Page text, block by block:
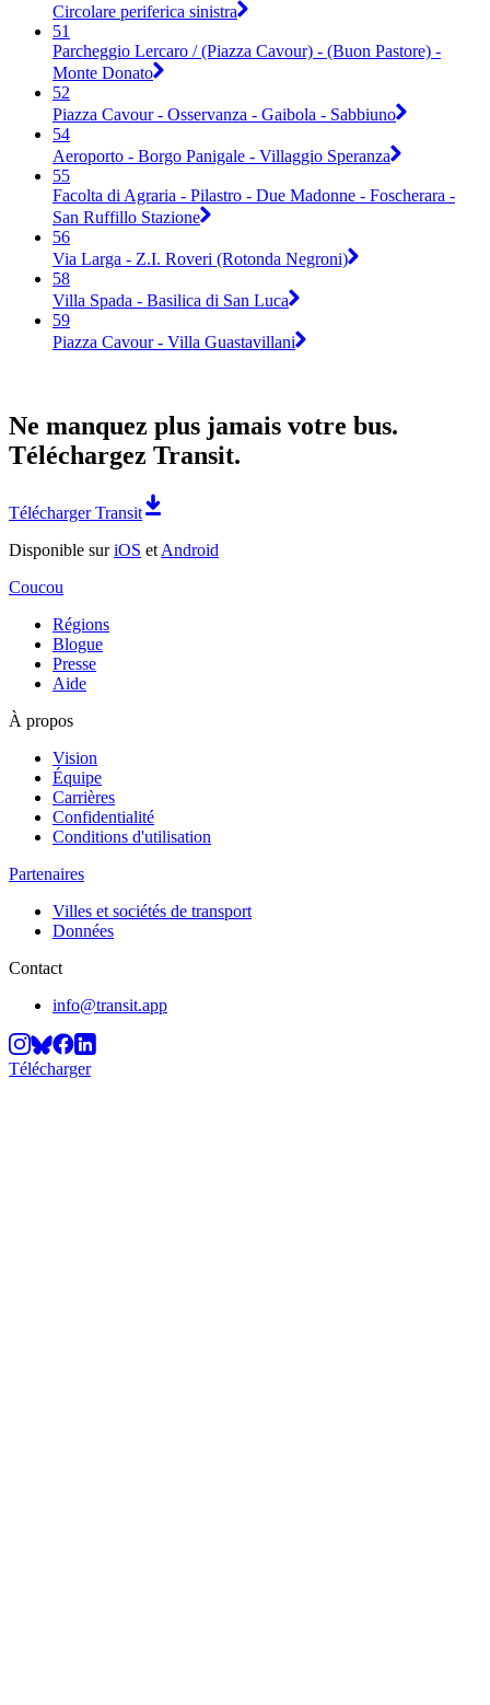
Circolare periferica sinistra
51
Parcheggio Lercaro / (Piazza Cavour) - (Buon Pastore) -
Monte Donato
52
Piazza Cavour - Osservanza - Gaibola - Sabbiuno
54
Aeroporto - Borgo Panigale - Villaggio Speranza
55
Facolta di Agraria - Pilastro - Due Madonne - Foscherara -
San Ruffillo Stazione
56
Via Larga - Z.I. Roveri (Rotonda Negroni)
58
Villa Spada - Basilica di San Luca
59
Piazza Cavour - Villa Guastavillani
Ne manquez plus jamais votre bus.
Téléchargez Transit.
Télécharger Transit
Disponible suriOS et Android
Coucou
Régions
Blogue
Presse
Aide
À propos
Vision
Équipe
Carrières
Confidentialité
Conditions d'utilisation
Partenaires
Villes et sociétés de transport
Données
Contact
info@transit.app
Télécharger